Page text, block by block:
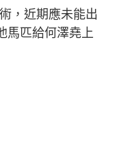
，近期應未能出
馬匹給何澤堯上